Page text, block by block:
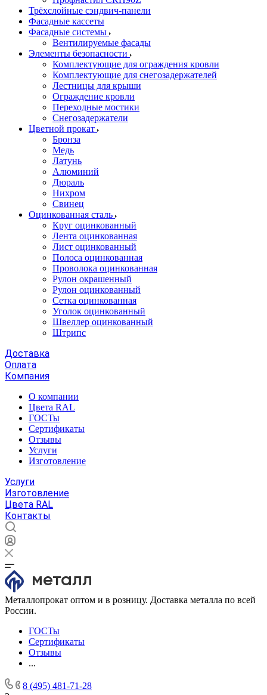
Трёхслойные сэндвич-панели
Фасадные кассеты
Фасадные системы
Вентилируемые фасады
Элементы безопасности
Комплектующие для ограждения кровли
Комплектующие для снегозадержателей
Лестницы для крыши
Ограждение кровли
Переходные мостики
Снегозадержатели
Цветной прокат
Бронза
Медь
Латунь
Алюминий
Дюраль
Нихром
Свинец
Оцинкованная сталь
Круг оцинкованный
Лента оцинкованная
Лист оцинкованный
Полоса оцинкованная
Проволока оцинкованная
Рулон окрашенный
Рулон оцинкованный
Сетка оцинкованная
Уголок оцинкованный
Швеллер оцинкованный
Штрипс
Доставка
Оплата
Компания
О компании
Цвета RAL
ГОСТы
Сертификаты
Отзывы
Услуги
Изготовление
Услуги
Изготовление
Цвета RAL
Контакты
Металлопрокат оптом и в розницу. Доставка металла по всей
России.
ГОСТы
Сертификаты
Отзывы
...
8 (495) 481-71-28